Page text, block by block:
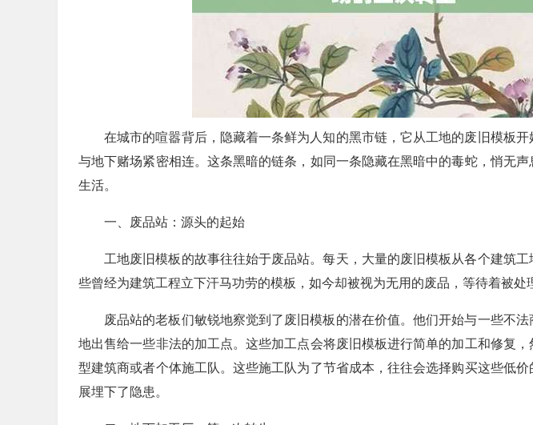
在城市的喧嚣背后，隐藏着一条鲜为人知的黑市链，它从工地的废旧模板
与地下赌场紧密相连。这条黑暗的链条，如同一条隐藏在黑暗中的毒蛇，悄无
生活。
一、废品站：源头的起始
工地废旧模板的故事往往始于废品站。每天，大量的废旧模板从各个建筑
些曾经为建筑工程立下汗马功劳的模板，如今却被视为无用的废品，等待着被处
废品站的老板们敏锐地察觉到了废旧模板的潜在价值。他们开始与一些不
地出售给一些非法的加工点。这些加工点会将废旧模板进行简单的加工和修复
型建筑商或者个体施工队。这些施工队为了节省成本，往往会选择购买这些低
展埋下了隐患。